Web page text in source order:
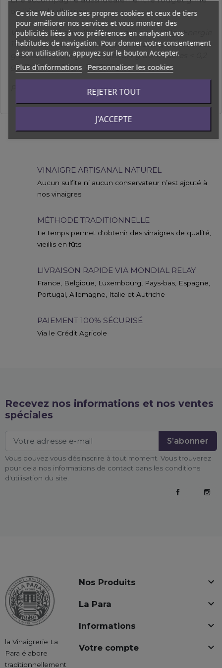
ou l'épaule d'agneau.
Valeurs nutritionnelles moyennes pour 100g: Energie
1169 kJ/284 kcal - Matières grasses 27,5 g dont acides
gras saturés 3,18 g - Glucides 3,4 g dont sucres < 0,2
g - Protéines 1,7 g - Sel 3,45 g
VINAIGRE ARTISANAL NATUREL
Aucun sulfite ni aucun conservateur n’est ajouté à
nos vinaigres.
MÉTHODE TRADITIONNELLE
Le temps permet d'obtenir des vinaigres de qualité,
vieillis en fûts.
LIVRAISON RAPIDE VIA MONDIAL RELAY
France, Belgique, Luxembourg, Pays-bas, Espagne,
Portugal, Allemagne, Italie et Autriche
PAIEMENT 100% SÉCURISÉ
Via le Crédit Agricole
Recevez nos informations et nos ventes
spéciales
Vous pouvez vous désinscrire à tout moment. Vous trouverez
pour cela nos informations de contact dans les conditions
d'utilisation du site.
la Vinaigrerie La
Para élabore
traditionnellement
Nos Produits 
La Para 
Informations 
Votre compte 
Ce site Web utilise ses propres cookies et ceux de tiers
pour améliorer nos services et vous montrer des
publicités liées à vos préférences en analysant vos
habitudes de navigation. Pour donner votre consentement
à son utilisation, appuyez sur le bouton Accepter.
Plus d'informations Personnaliser les cookies
REJETER TOUT
J'ACCEPTE